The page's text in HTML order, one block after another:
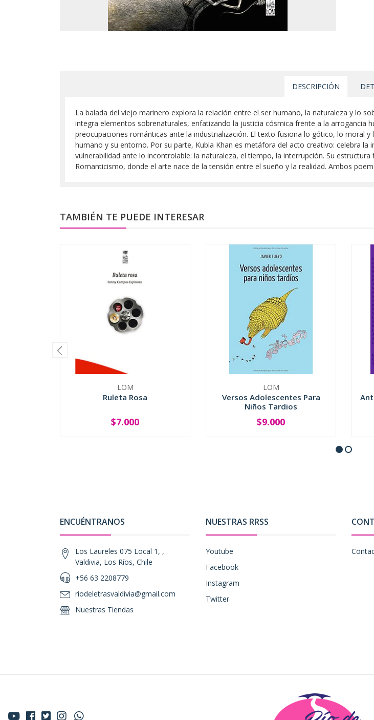
DESCRIPCIÓN
La balada del viejo marinero explora la relación entre el ser humano, la naturaleza y lo
integra elementos sobrenaturales, enfatizando la justicia cósmica frente a la arrogancia
preocupaciones románticas ante la industrialización. El texto fusiona lo gótico, lo moral
humano y su entorno. Por su parte, Kubla Khan es metáfora del acto creativo: celebra
vulnerabilidad ante lo incontrolable: la naturaleza, el tiempo, la interrupción. Su
Romanticismo, donde el arte nace de la tensión entre el sueño y la realidad. Ambos
TAMBIÉN TE PUEDE INTERESAR
LOM
Ruleta Rosa
+
$7.000
LOM
Versos Adolescentes Para
Niños Tardios
+
$9.000
ENCUÉNTRANOS
Los Laureles 075 Local 1, ,
Valdivia, Los Ríos, Chile
+56 63 2208779
riodeletrasvaldivia@gmail.com
Nuestras Tiendas
NUESTRAS RRSS
Youtube
Facebook
Instagram
Twitter